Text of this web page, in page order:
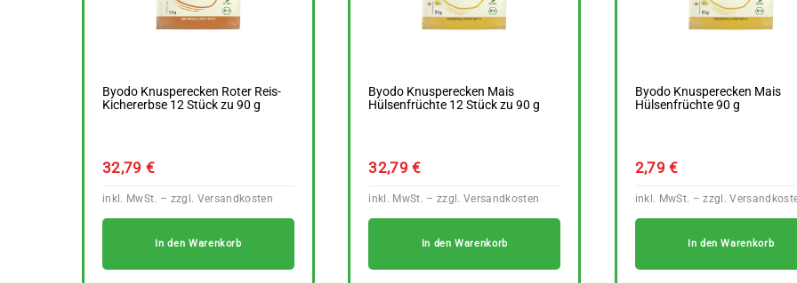
Byodo Knusperecken Roter Reis-
Kichererbse 12 Stück zu 90 g
32,79€
In den Warenkorb
Byodo Knusperecken Mais
Hülsenfrüchte 12 Stück zu 90 g
32,79€
In den Warenkorb
Byodo Knusperecken Mais
Hülsenfrüchte 90 g
2,79€
In den Warenkorb